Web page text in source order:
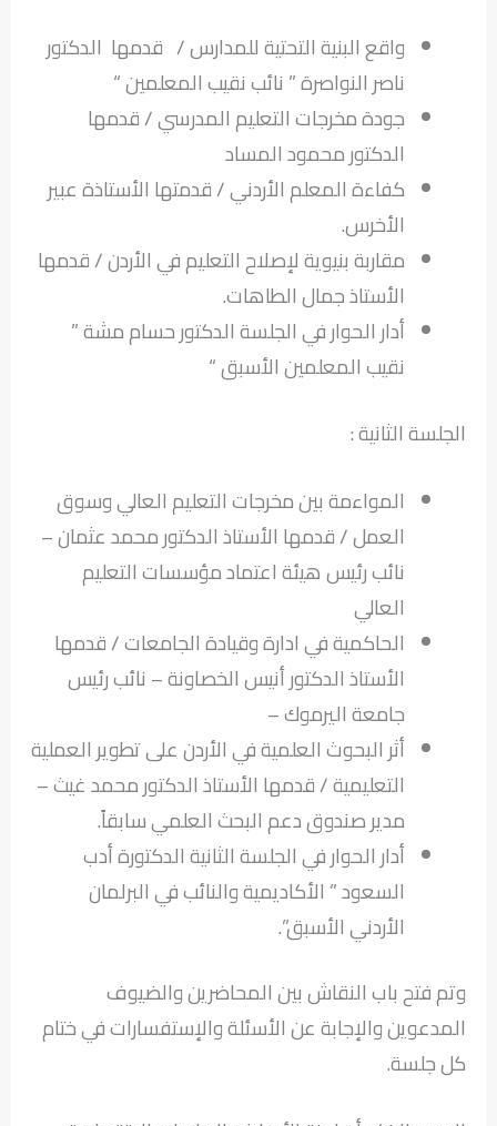
واقع البنية التحتية للمدارس / قدمها الدكتور
ناصر النواصرة ” نائب نقيب المعلمين “
جودة مخرجات التعليم المدرسي / قدمها
الدكتور محمود المساد
كفاءة المعلم الأردني / قدمتها الأستاذة عبير
الأخرس.
مقاربة بنيوية لإصلاح التعليم في الأردن / قدمها
الأستاذ جمال الطاهات.
أدار الحوار في الجلسة الدكتور حسام مشة ”
نقيب المعلمين الأسبق “
الجلسة الثانية :
المواءمة بين مخرجات التعليم العالي وسوق
العمل / قدمها الأستاذ الدكتور محمد عثمان –
نائب رئيس هيئة اعتماد مؤسسات التعليم
العالي
الحاكمية في ادارة وقيادة الجامعات / قدمها
الأستاذ الدكتور أنيس الخصاونة – نائب رئيس
جامعة اليرموك –
أثر البحوث العلمية في الأردن على تطوير العملية
التعليمية / قدمها الأستاذ الدكتور محمد غيث –
مدير صندوق دعم البحث العلمي سابقاً.
أدار الحوار في الجلسة الثانية الدكتورة أدب
السعود ” الأكاديمية والنائب في البرلمان
الأردني الأسبق”.
وتم فتح باب النقاش بين المحاضرين والضيوف
المدعوين والإجابة عن الأسئلة والإستفسارات في ختام
كل جلسة.